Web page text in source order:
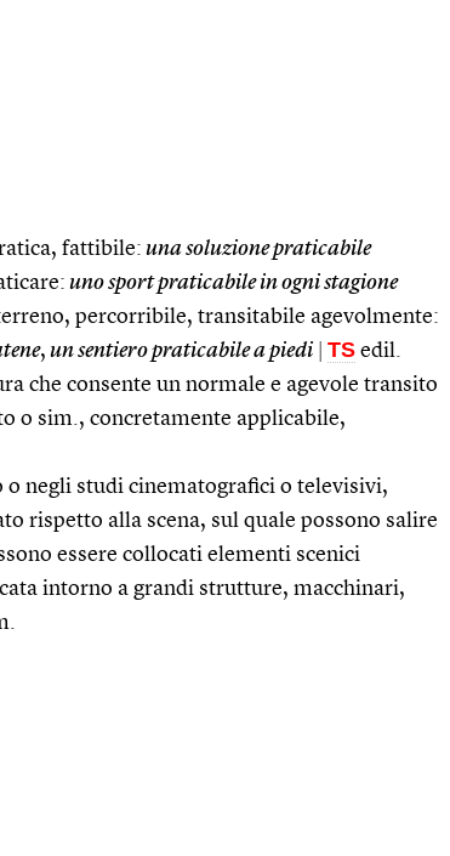
fattibile: una soluzione praticabile
uno sport praticabile in ogni stagione
percorribile, transitabile agevolmente:
, un sentiero praticabile a piedi TS edil.
che consente un normale e agevole transito
o sim., concretamente applicabile,
o negli studi cinematografici o televisivi,
rispetto alla scena, sul quale possono salire
essere collocati elementi scenici
intorno a grandi strutture, macchinari,